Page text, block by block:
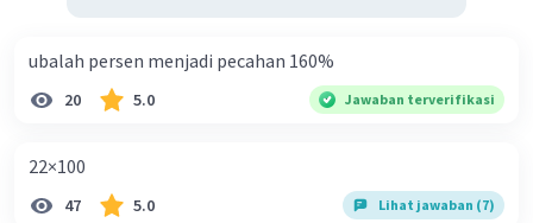
ubalah persen menjadi pecahan 160%
20 5.0 Jawaban terverifikasi
22×100
47 5.0 Lihat jawaban (7)